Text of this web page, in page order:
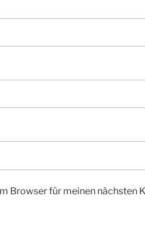
Browser für meinen nächsten